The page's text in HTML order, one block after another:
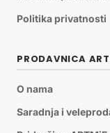
Politika privatnosti
PRODAVNICA
O nama
Saradnja i